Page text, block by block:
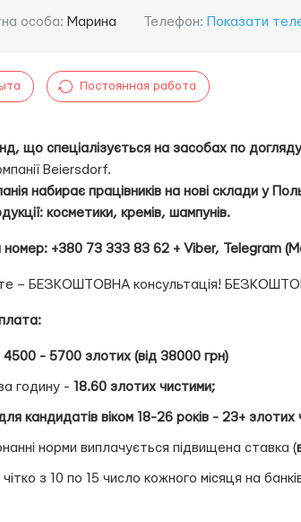
особа: Марина Телефон: Показати
Постоянная работа
що спеціалізується на засобах по
Beiersdorf.
набирає працівників на нові склади у
косметики, кремів, шампунів.
номер: +380 73 333 83 62 + Viber, Telegram
– БЕЗКОШТОВНА консультація!
4500 - 5700 злотих (від 38000 грн)
годину - 18.60 злотих чистими;
кандидатів віком 18-26 років - 23+ злотих
норми виплачується підвищена ставка (
з 10 по 15 число кожного місяця на